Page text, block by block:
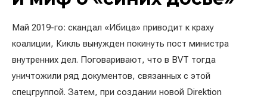
Май 2019-го: скандал «Ибица» приводит к краху
коалиции, Кикль вынужден покинуть пост министра
внутренних дел. Поговаривают, что в BVT тогда
уничтожили ряд документов, связанных с этой
спецгруппой. Затем, при создании новой Direktion